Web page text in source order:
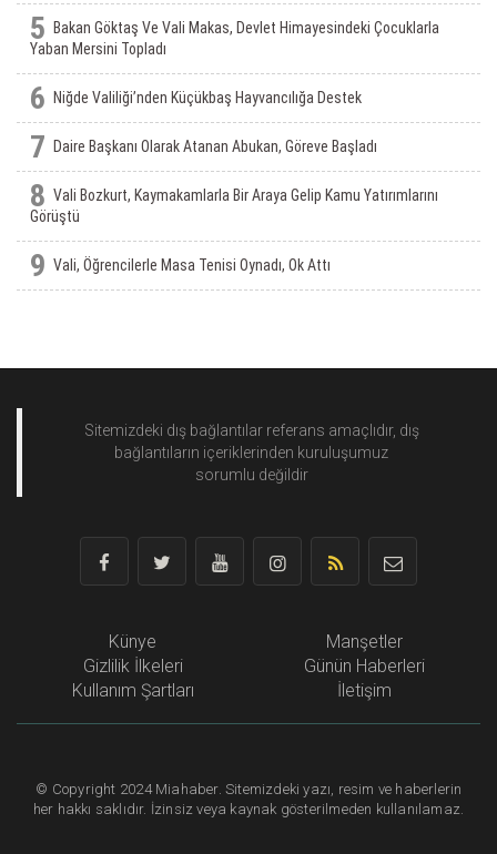
5
Bakan Göktaş Ve Vali Makas, Devlet Himayesindeki Çocuklarla
Yaban Mersini Topladı
6 Niğde Valiliği’nden Küçükbaş Hayvancılığa Destek
7 Daire Başkanı Olarak Atanan Abukan, Göreve Başladı
8 Vali Bozkurt, Kaymakamlarla Bir Araya Gelip Kamu Yatırımlarını
Görüştü
9 Vali, Öğrencilerle Masa Tenisi Oynadı, Ok Attı
Sitemizdeki dış bağlantılar referans amaçlıdır, dış
bağlantıların içeriklerinden kuruluşumuz
sorumlu değildir
Künye
Gizlilik İlkeleri
Kullanım Şartları
Manşetler
Günün Haberleri
İletişim
© Copyright 2024 Miahaber. Sitemizdeki yazı, resim ve haberlerin
her hakkı saklıdır. İzinsiz veya kaynak gösterilmeden kullanılamaz.